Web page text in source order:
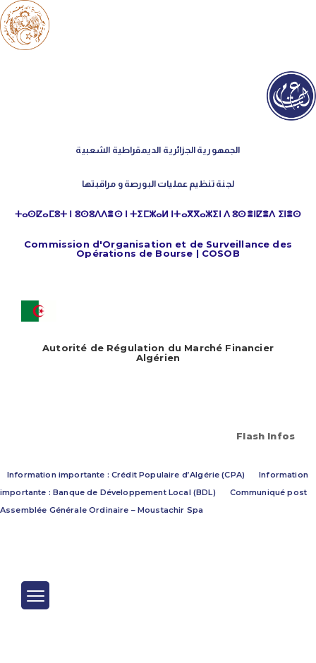
الجمهورية الجزائرية الديمقراطية الشعبية
لجنة تنظيم عمليات البورصة و مراقبتها
ⵜⴰⵙⵇⴰⵎⵓⵜ ⵏ ⵓⵙⵓⴷⴷⴻⵙ ⵏ ⵜⵉⵎⵣⴰⵍ ⵏⵜⴰⴳⴳⴰⵣⵉⵏ ⴷ ⵓⵙⴻⵏⵇⴻⴷ ⵉⵏⴻⵙ
Commission d'Organisation et de Surveillance des
Opérations de Bourse | COSOB
Autorité de Régulation du Marché Financier
Algérien
Flash Infos
Information importante : Crédit Populaire d’Algérie (CPA)
Information
importante : Banque de Développement Local (BDL)
Communiqué post
Assemblée Générale Ordinaire – Moustachir Spa